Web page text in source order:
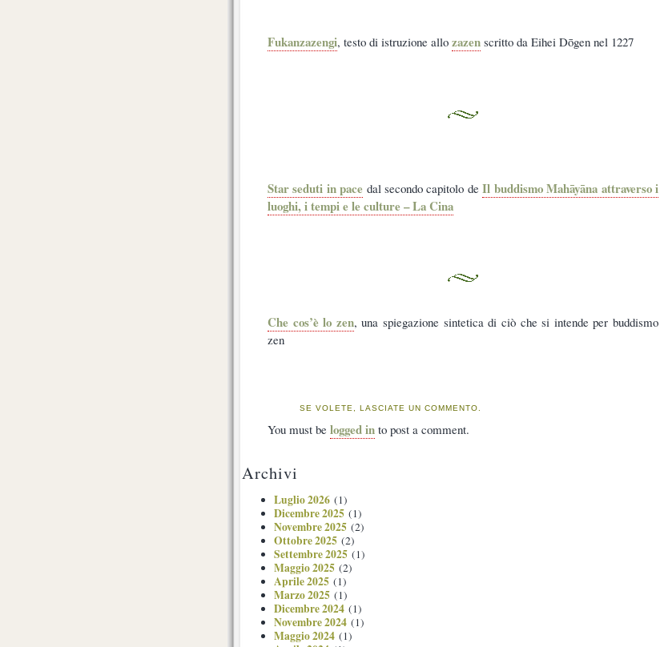
Fukanzazengi, testo di istruzione allo zazen scritto da Eihei Dōgen nel 1227
Star seduti in pace dal secondo capitolo deIl buddismo Mahāyāna attraverso i
luoghi, i tempi e le culture – La Cina
Che cos’è lo zen, una spiegazione sintetica di ciò che si intende per buddismo
zen
SE VOLETE, LASCIATE UN COMMENTO.
You must be logged in to post a comment.
Archivi
Luglio 2026 (1)
Dicembre 2025 (1)
Novembre 2025 (2)
Ottobre 2025 (2)
Settembre 2025 (1)
Maggio 2025 (2)
Aprile 2025 (1)
Marzo 2025 (1)
Dicembre 2024 (1)
Novembre 2024 (1)
Maggio 2024 (1)